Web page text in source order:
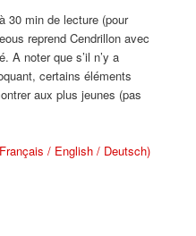
30 min de lecture (pour
reprend Cendrillon avec
A noter que s’il n’y a
certains éléments
aux plus jeunes (pas
/ English / Deutsch)